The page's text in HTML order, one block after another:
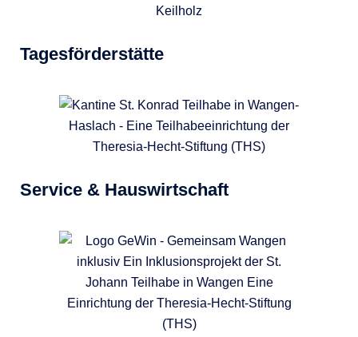
Tagesförderstätte
Service & Hauswirtschaft